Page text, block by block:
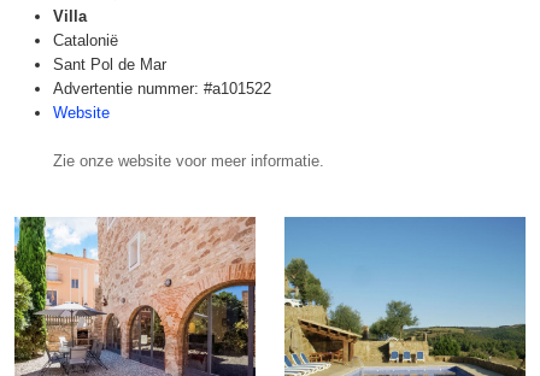
Villa
Catalonië
Sant Pol de Mar
Advertentie nummer: #a101522
Website
Zie onze website voor meer informatie.